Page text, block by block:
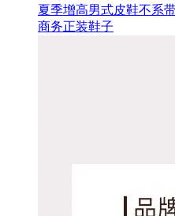
夏季增高男式皮鞋不系
商务正装鞋子